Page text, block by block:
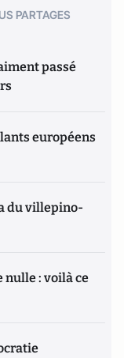
PARTAGES
passé
européens
du villepino-
nulle : voilà ce